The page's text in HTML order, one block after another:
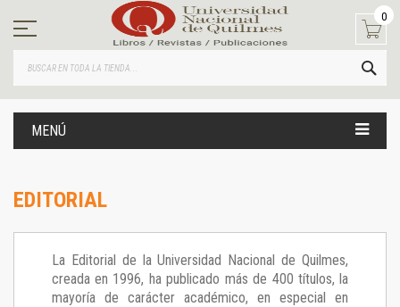
contenido
0
MENÚ
EDITORIAL
La Editorial de la Universidad Nacional de Quilmes,
creada en 1996, ha publicado más de 400 títulos, la
mayoría de carácter académico, en especial en